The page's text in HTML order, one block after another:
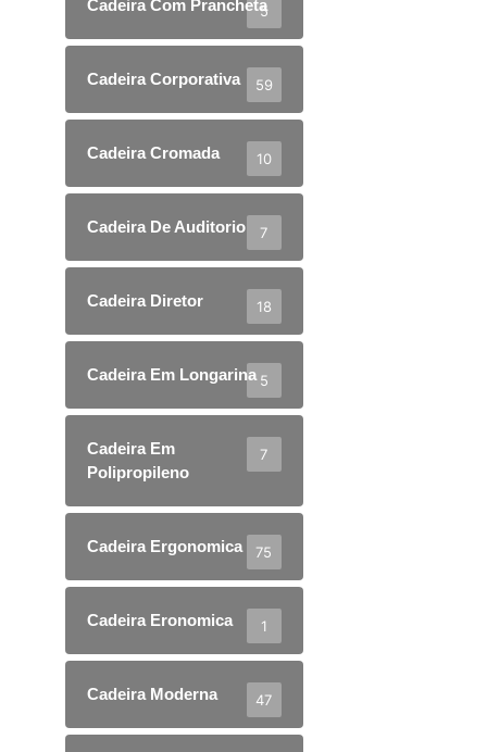
Cadeira Com Prancheta
5
Cadeira Corporativa 59
Cadeira Cromada 10
Cadeira De Auditorio 7
Cadeira Diretor 18
Cadeira Em Longarina 5
Cadeira Em
Polipropileno
7
Cadeira Ergonomica 75
Cadeira Eronomica 1
Cadeira Moderna 47